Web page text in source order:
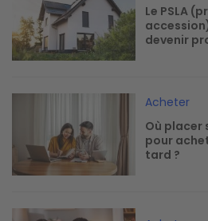
Le PSLA
devenir
Acheter
Où placer
pour
tard ?
Image